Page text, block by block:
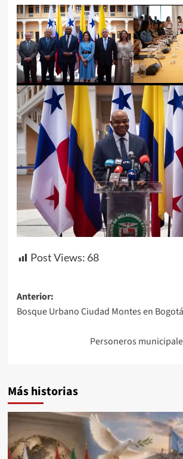
Post Views: 68
Navegación
de
Anterior:
Bosque Urbano Ciudad Montes en
Personeros
Más historias